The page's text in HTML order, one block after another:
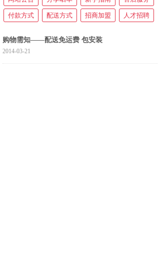
付款方式 配送方式 招商加盟 人才招聘
购物需知——配送免运费 包安装
2014-03-21